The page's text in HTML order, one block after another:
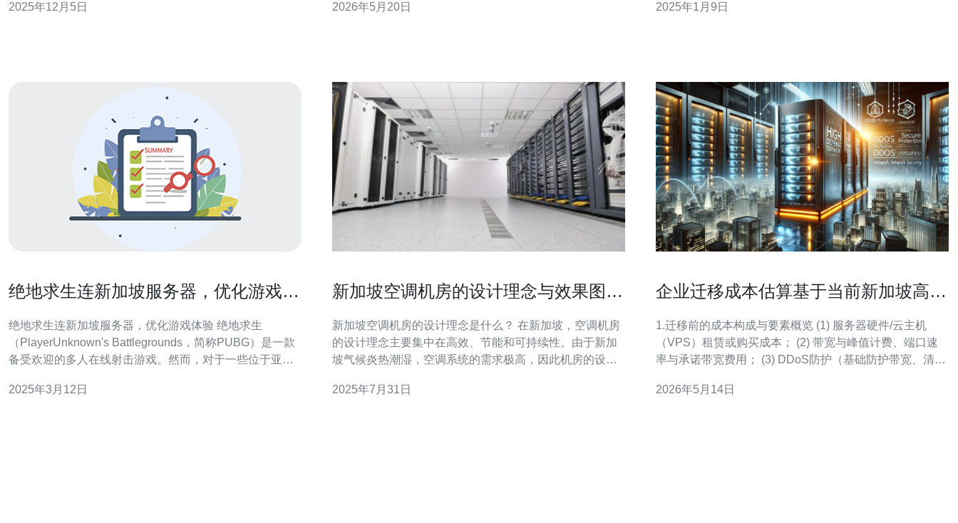
坡作为网络基础设施发达的地区，其高防服务器在全球范
2025年12月5日
能。 为什么会出现服务器很慢的情况？ 影响性能的主要因
2026年5月20日
介绍一些简单的方法。 第一种方法是通过控制台命令连接
2025年1月9日
绝地求生连新加坡服务器，优化游戏体
绝地求生连新加坡服务器，优化游戏体验 绝地求生
（PlayerUnknown's Battlegrounds，简称PUBG）是一款
备受欢迎的多人在线射击游戏。然而，对于一些位于亚洲
接不稳定的问题。为了解决这个问题，绝地求生游戏开发
2025年3月12日
新加坡空调机房的设计理念与效果图片
新加坡空调机房的设计理念是什么？ 在新加坡，空调机房
的设计理念主要集中在高效、节能和可持续性。由于新加
坡气候炎热潮湿，空调系统的需求极高，因此机房的设计
计师通常会采用先进的隔热材料，确保机房内的温度保持
2025年7月31日
企业迁移成本估算基于当前新加坡高防
1.迁移前的成本构成与要素概览 (1) 服务器硬件/云主机
（VPS）租赁或购买成本； (2) 带宽与峰值计费、端口速
率与承诺带宽费用； (3) DDoS防护（基础防护带宽、清洗
费用（按流量或请求数计费）以及域名迁移/续费； (5) 迁
2026年5月14日